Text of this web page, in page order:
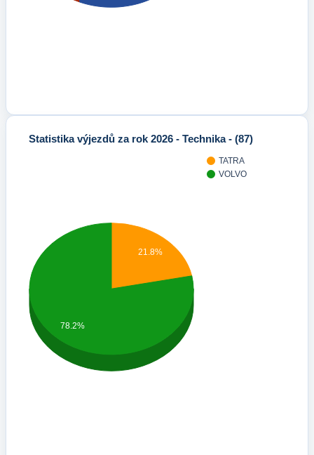
Statistika výjezdů za rok 2026 - Technika - (87)
TATRA
VOLVO
21.8%
78.2%